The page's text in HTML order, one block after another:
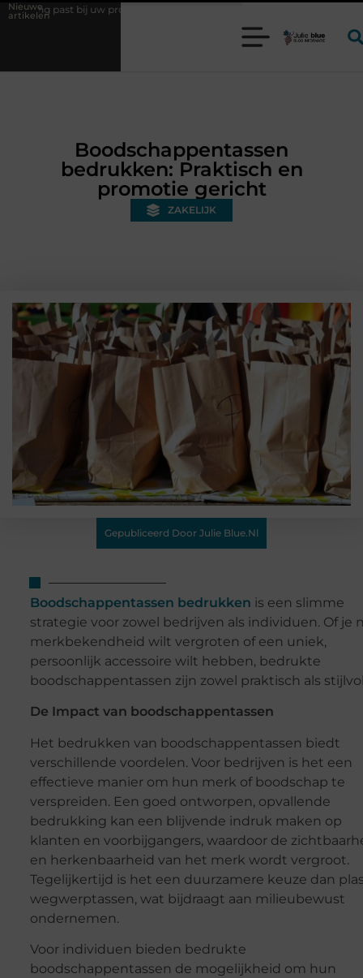
Nieuwe
artikelen Wat is een bonded warehouse in Nederland en
Boodschappentassen
bedrukken: Praktisch en
promotie gericht
ZAKELIJK
Gepubliceerd Door Julie Blue.nl
Boodschappentassen bedrukken is een slimme
strategie voor zowel bedrijven als individuen. Of je
merkbekendheid wilt vergroten of een uniek,
persoonlijk accessoire wilt hebben, bedrukte
boodschappentassen zijn zowel praktisch als
De Impact van boodschappentassen
Het bedrukken van boodschappentassen biedt
verschillende voordelen. Voor bedrijven is het een
effectieve manier om hun merk of boodschap te
verspreiden. Een goed ontworpen, opvallende
bedrukking kan een blijvende indruk maken op
klanten en voorbijgangers, waardoor de
en herkenbaarheid van het merk wordt vergroot.
Tegelijkertijd is het een duurzamere keuze dan
wegwerptassen, wat bijdraagt aan milieubewust
ondernemen.
Voor individuen bieden bedrukte
boodschappentassen de mogelijkheid om hun